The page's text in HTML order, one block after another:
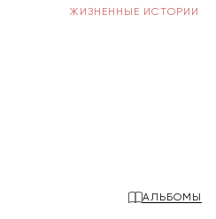
ЖИЗНЕННЫЕ ИСТОРИИ
АЛЬБОМЫ